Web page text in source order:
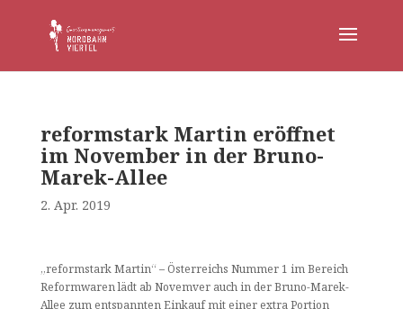
reformstark Martin eröffnet
im November in der Bruno-
Marek-Allee
2. Apr. 2019
„reformstark Martin“ – Österreichs Nummer 1 im Bereich
Reformwaren lädt ab Novemver auch in der Bruno-Marek-
Allee zum entspannten Einkauf mit einer extra Portion